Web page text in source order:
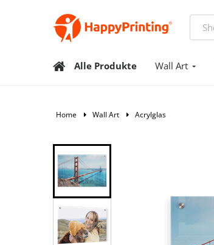
Alle Produkte Wall Art
Home Wall Art Acrylglas